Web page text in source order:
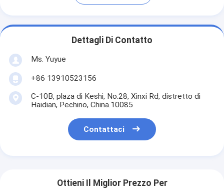
Dettagli Di Contatto
Ms. Yuyue
+86 13910523156
C-10B, plaza di Keshi, No.28, Xinxi Rd, distretto di
Haidian, Pechino, China.10085
Contattaci
Ottieni Il Miglior Prezzo Per